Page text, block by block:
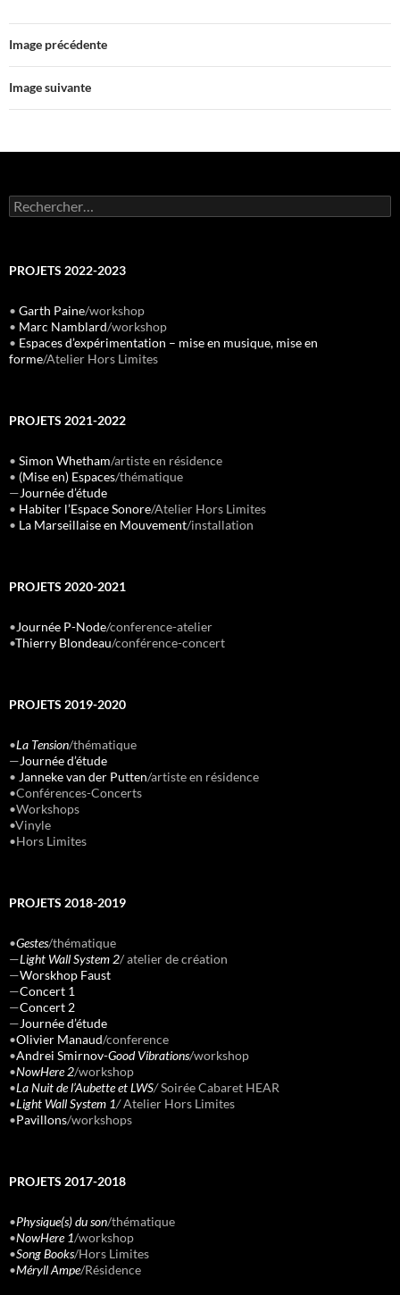
Image précédente
Image suivante
Rechercher :
PROJETS 2022-2023
• Garth Paine/workshop
• Marc Namblard/workshop
• Espaces d’expérimentation – mise en musique, mise en
forme/Atelier Hors Limites
PROJETS 2021-2022
• Simon Whetham/artiste en résidence
• (Mise en) Espaces/thématique
—Journée d’étude
• Habiter l’Espace Sonore/Atelier Hors Limites
• La Marseillaise en Mouvement/installation
PROJETS 2020-2021
•Journée P-Node/conference-atelier
•Thierry Blondeau/conférence-concert
PROJETS 2019-2020
•La Tension/thématique
—Journée d’étude
• Janneke van der Putten/artiste en résidence
•Conférences-Concerts
•Workshops
•Vinyle
•Hors Limites
PROJETS 2018-2019
•Gestes/thématique
—Light Wall System 2/ atelier de création
—Worskhop Faust
—Concert 1
—Concert 2
—Journée d’étude
•Olivier Manaud/conference
•Andrei Smirnov-Good Vibrations/workshop
•NowHere 2/workshop
•La Nuit de l’Aubette et LWS/Soirée Cabaret HEAR
•Light Wall System 1/Atelier Hors Limites
•Pavillons/workshops
PROJETS 2017-2018
•Physique(s) du son/thématique
•NowHere 1/workshop
•Song Books/Hors Limites
•Méryll Ampe/Résidence